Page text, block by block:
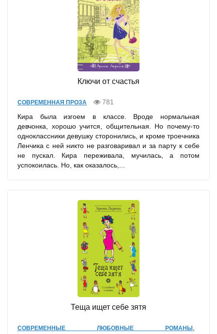
Ключи от счастья
СОВРЕМЕННАЯ ПРОЗА
781
Кира была изгоем в классе. Вроде нормальная
девчонка, хорошо учится, общительная. Но почему-то
одноклассники девушку сторонились, и кроме троечника
Ленчика с ней никто не разговаривал и за парту к себе
не пускал. Кира переживала, мучилась, а потом
успокоилась. Но, как оказалось,...
Теща ищет себе зятя
СОВРЕМЕННЫЕ ЛЮБОВНЫЕ РОМАНЫ